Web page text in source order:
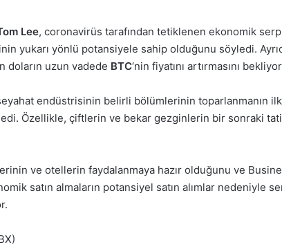
Lee, coronavirüs tarafından tetiklenen ekonomik
yukarı yönlü potansiyele sahip olduğunu söyledi.
doların uzun vadede BTC‘nin fiyatını artırmasını
endüstrisinin belirli bölümlerinin toparlanmanın ilk
Özellikle, çiftlerin ve bekar gezginlerin bir sonraki
ve otellerin faydalanmaya hazır olduğunu ve
satın almaların potansiyel satın alımlar nedeniyle